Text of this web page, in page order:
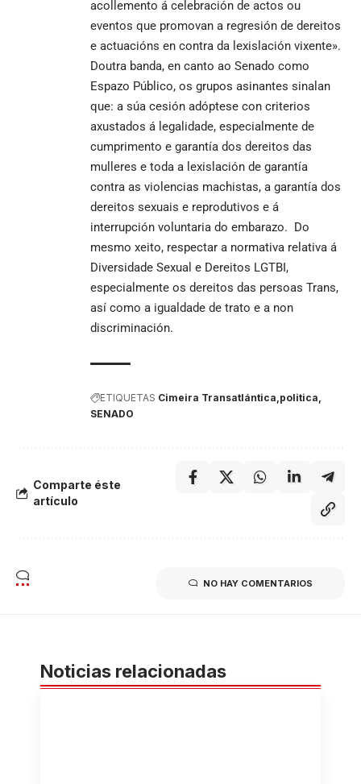
acollemento á celebración de actos ou
eventos que promovan a regresión de dereitos
e actuacións en contra da lexislación vixente».
Doutra banda, en canto ao Senado como
Espazo Público, os grupos asinantes sinalan
que: a súa cesión adóptese con criterios
axustados á legalidade, especialmente de
cumprimento e garantía dos dereitos das
mulleres e toda a lexislación de garantía
contra as violencias machistas, a garantía dos
dereitos sexuais e reprodutivos e á
interrupción voluntaria do embarazo. Do
mesmo xeito, respectar a normativa relativa á
Diversidade Sexual e Dereitos LGTBI,
especialmente os dereitos das persoas Trans,
así como a igualdade de trato e a non
discriminación.
ETIQUETAS Cimeira Transatlántica politica
SENADO
Comparte éste
artículo
NO HAY COMENTARIOS
Noticias relacionadas